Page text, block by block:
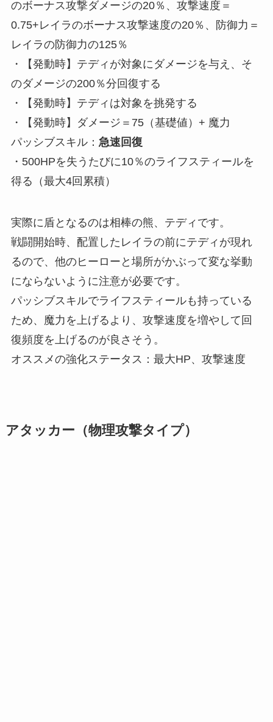
のボーナス攻撃ダメージの20％、攻撃速度＝
0.75+レイラのボーナス攻撃速度の20％、防御力＝
レイラの防御力の125％
・【発動時】テディが対象にダメージを与え、そ
のダメージの200％分回復する
・【発動時】テディは対象を挑発する
・【発動時】ダメージ＝75（基礎値）+ 魔力
パッシブスキル： 急速回復
・500HPを失うたびに10％のライフスティールを
得る（最大4回 累積）
実際に盾となるのは相棒の熊、テディです。
戦闘開始時、配置したレイラの前にテディが現れ
るので、他のヒーローと場所がかぶって変な挙動
にならないように注意が必要です。
パッシブスキルでライフスティールも持っている
ため、魔力を上げるより、攻撃速度を増やして回
復頻度を上げるのが良さそう。
オススメの強化ステータス：最大HP、攻撃速度
アタッカー（物理攻撃タイプ）